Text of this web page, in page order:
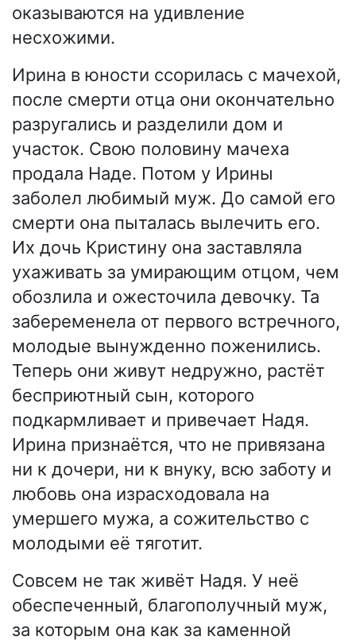
оказываются на удивление
несхожими.
Ирина в юности ссорилась с мачехой,
после смерти отца они окончательно
разругались и разделили дом и
участок. Свою половину мачеха
продала Наде. Потом у Ирины
заболел любимый муж. До самой его
смерти она пыталась вылечить его.
Их дочь Кристину она заставляла
ухаживать за умирающим отцом, чем
обозлила и ожесточила девочку. Та
забеременела от первого встречного,
молодые вынужденно поженились.
Теперь они живут недружно, растёт
бесприютный сын, которого
подкармливает и привечает Надя.
Ирина признаётся, что не привязана
ни к дочери, ни к внуку, всю заботу и
любовь она израсходовала на
умершего мужа, а сожительство с
молодыми её тяготит.
Совсем не так живёт Надя. У неё
обеспеченный, благополучный муж,
за которым она как за каменной